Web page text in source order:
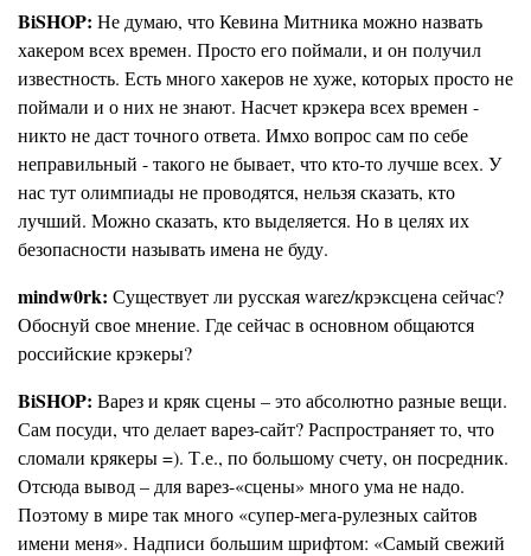
BiSHOP: Не думаю, что Кевина Митника можно назвать
хакером всех времен. Просто его поймали, и он получил
известность. Есть много хакеров не хуже, которых просто не
поймали и о них не знают. Насчет крэкера всех времен -
никто не даст точного ответа. Имхо вопрос сам по себе
неправильный - такого не бывает, что кто-то лучше всех. У
нас тут олимпиады не проводятся, нельзя сказать, кто
лучший. Можно сказать, кто выделяется. Но в целях их
безопасности называть имена не буду.
mindw0rk: Существует ли русская warez/крэксцена сейчас?
Обоснуй свое мнение. Где сейчас в основном общаются
российские крэкеры?
BiSHOP: Варез и кряк сцены – это абсолютно разные вещи.
Сам посуди, что делает варез-сайт? Распространяет то, что
сломали крякеры =). Т.е., по большому счету, он посредник.
Отсюда вывод – для варез-«сцены» много ума не надо.
Поэтому в мире так много «супер-мега-рулезных сайтов
имени меня». Надписи большим шрифтом: «Самый свежий